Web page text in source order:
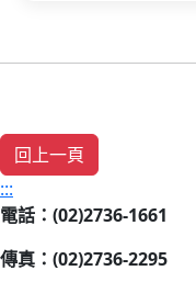
:::
電話：(02)2736-1661
傳真：(02)2736-2295